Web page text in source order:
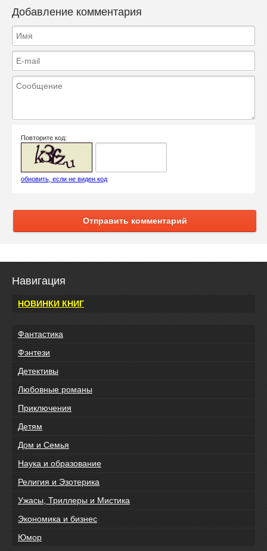
Добавление комментария
Повторите код:
обновить, если не виден код
Отправить комментарий
Навигация
НОВИНКИ КНИГ
Фантастика
Фэнтези
Детективы
Любовные романы
Приключения
Детям
Дом и Семья
Наука и образование
Религия и Эзотерика
Ужасы, Триллеры и Мистика
Экономика и бизнес
Юмор